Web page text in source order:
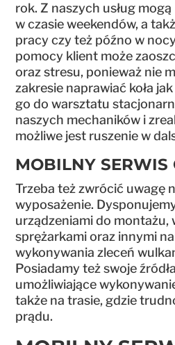
rok. Z naszych usług
w czasie weekendów, a
pracy czy też późno w
pomocy klient może
oraz stresu, ponieważ nie
zakresie naprawiać koła
go do warsztatu
naszych mechaników i
możliwe jest ruszenie w
MOBILNY
Trzeba też zwrócić uwagę
wyposażenie.
urządzeniami do montażu,
sprężarkami oraz innymi
wykonywania zleceń
Posiadamy też swoje
umożliwiające
także na trasie, gdzie
prądu.